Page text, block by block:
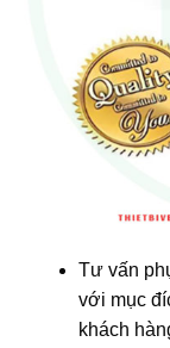
Tư vấn
với mục
khách